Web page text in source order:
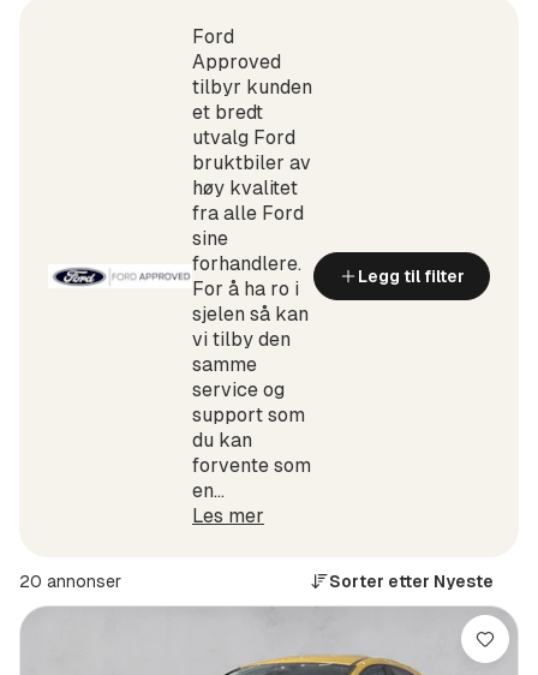
E
(Modell)
Ford
Approved
tilbyr kunden
et bredt
utvalg Ford
bruktbiler av
høy kvalitet
fra alle Ford
sine
forhandlere.
For å ha ro i
sjelen så kan
vi tilby den
samme
service og
support som
du kan
forvente som
en...
Les mer
Legg til filter
20 annonser Sorter etter Nyeste
Lagre